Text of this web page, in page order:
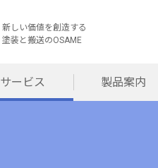
新しい価値を創造する
塗装と搬送のOSAME
サービス 製品案内